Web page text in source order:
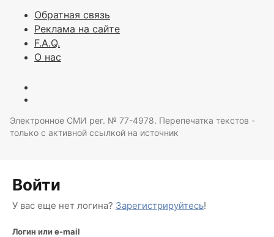
Обратная связь
Реклама на сайте
F.A.Q.
О нас
Электронное СМИ рег. № 77-4978. Перепечатка текстов -
только с активной ссылкой на источник
Войти
У вас еще нет логина? Зарегистрируйтесь!
Логин или e-mail